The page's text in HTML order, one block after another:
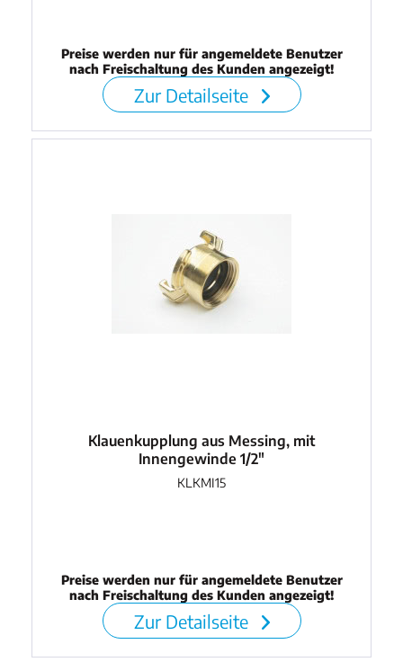
Preise werden nur für angemeldete Benutzer
nach Freischaltung des Kunden angezeigt!
Zur Detailseite
Klauenkupplung aus Messing, mit
Innengewinde 1/2"
KLKMI15
Preise werden nur für angemeldete Benutzer
nach Freischaltung des Kunden angezeigt!
Zur Detailseite